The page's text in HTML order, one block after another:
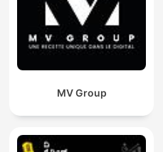
MV Group